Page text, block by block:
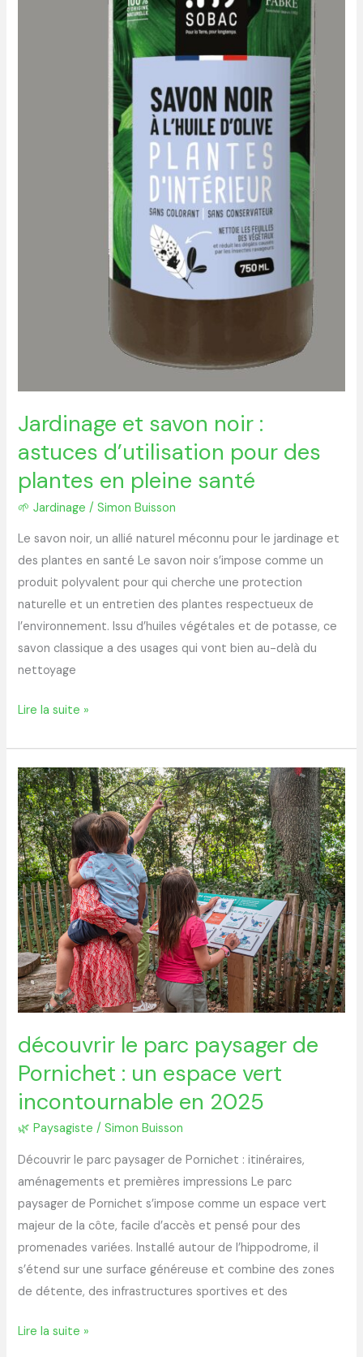
Jardinage et savon noir :
astuces d’utilisation pour des
plantes en pleine santé
🌱 Jardinage /Simon Buisson
Le savon noir, un allié naturel méconnu pour le jardinage et
des plantes en santé Le savon noir s’impose comme un
produit polyvalent pour qui cherche une protection
naturelle et un entretien des plantes respectueux de
l’environnement. Issu d’huiles végétales et de potasse, ce
savon classique a des usages qui vont bien au-delà du
nettoyage
Lire la suite »
découvrir le parc paysager de
Pornichet : un espace vert
incontournable en 2025
🌿 Paysagiste /Simon Buisson
Découvrir le parc paysager de Pornichet : itinéraires,
aménagements et premières impressions Le parc
paysager de Pornichet s’impose comme un espace vert
majeur de la côte, facile d’accès et pensé pour des
promenades variées. Installé autour de l’hippodrome, il
s’étend sur une surface généreuse et combine des zones
de détente, des infrastructures sportives et des
découvrir
le
parc
paysager
de
Pornichet
:
un
espace
vert
incontournable
2025
Lire la suite »